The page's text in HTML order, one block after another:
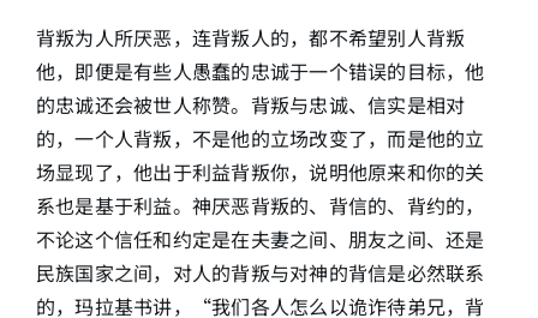
背叛为人所厌恶，连背叛人的，都不希望别人背叛
他，即便是有些人愚蠢的忠诚于一个错误的目标，他
的忠诚还会被世人称赞。背叛与忠诚、信实是相对
的，一个人背叛，不是他的立场改变了，而是他的立
场显现了，他出于利益背叛你，说明他原来和你的关
系也是基于利益。神厌恶背叛的、背信的、背约的，
不论这个信任和约定是在夫妻之间、朋友之间、还是
民族国家之间，对人的背叛与对神的背信是必然联系
的，玛拉基书讲，“我们各人怎么以诡诈待弟兄，背